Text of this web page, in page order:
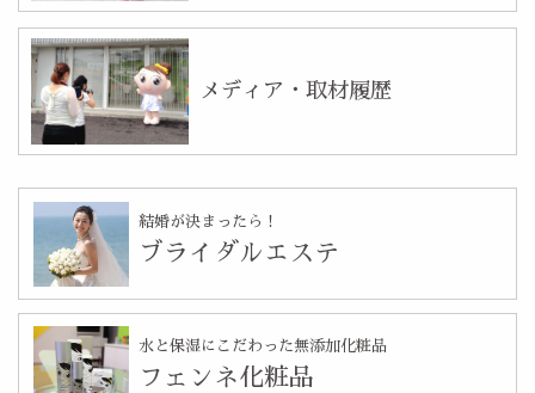
メディア・取材履歴
結婚が決まったら！
ブライダルエステ
水と保湿にこだわった無添加化粧品
フェンネ化粧品